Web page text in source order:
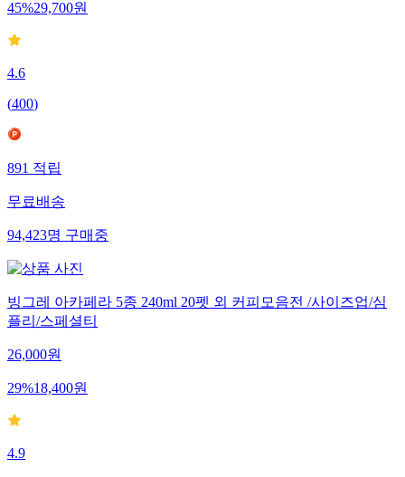
45%29,700원
4.6
(400)
891적립
무료배송
94,423명구매중
빙그레 아카페라 5종 240ml 20펫 외 커피모음전 /사이즈업/심
플리/스페셜티
26,000원
29%18,400원
4.9